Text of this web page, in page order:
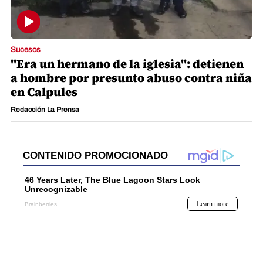
Sucesos
"Era un hermano de la iglesia": detienen
a hombre por presunto abuso contra niña
en Calpules
Redacción La Prensa